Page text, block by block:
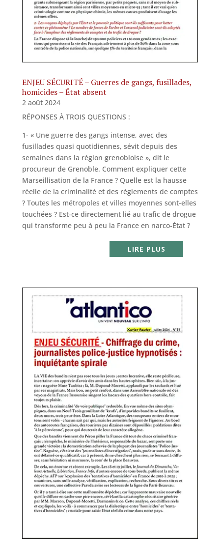
ENJEU SÉCURITÉ – Guerres de gangs, fusillades,
homicides – État absent
2 août 2024
RÉPONSES À TROIS QUESTIONS :
1- « Une guerre des gangs intense, avec des
fusillades quasi quotidiennes, sévit depuis des
semaines dans la région grenobloise », dit le
procureur de Grenoble. Comment expliquer cette
Marseillisation de la France ? Quelle est la hausse
réelle de la criminalité et des règlements de comptes
? Toutes les métropoles et villes moyennes sont-elles
touchées ? Est-ce directement lié au trafic de drogue
qui transforme peu à peu la France en narco-État ?
LIRE PLUS